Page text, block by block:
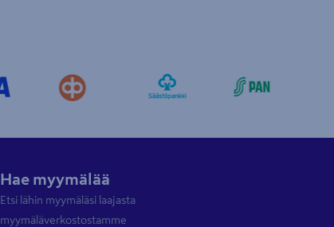
Hae myymälää
Etsi lähin myymäläsi laajasta
myymäläverkostostamme